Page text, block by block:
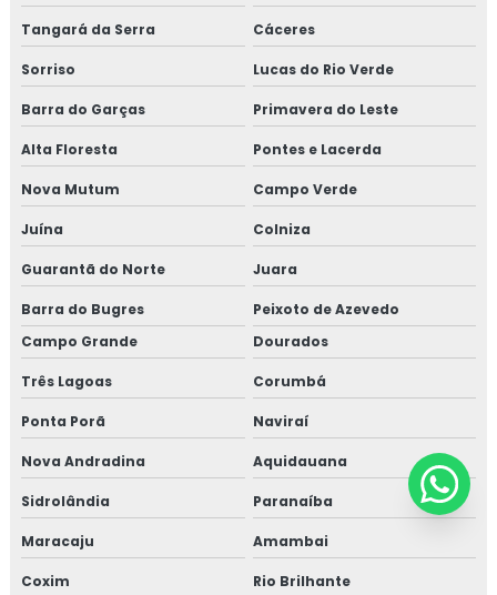
Tangará da Serra Cáceres
Sorriso Lucas do Rio Verde
Barra do Garças Primavera do Leste
Alta Floresta Pontes e Lacerda
Nova Mutum Campo Verde
Juína Colniza
Guarantã do Norte Juara
Barra do Bugres
Peixoto de Azevedo
Campo Grande
Dourados
Três Lagoas Corumbá
Ponta Porã Naviraí
Nova Andradina Aquidauana
Sidrolândia Paranaíba
Maracaju Amambai
Coxim Rio Brilhante